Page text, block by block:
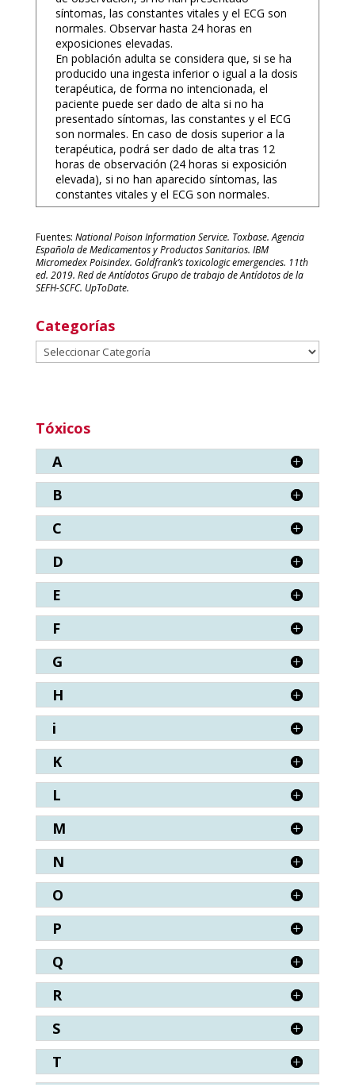
síntomas, las constantes vitales y el ECG son
normales. Observar hasta 24 horas en
exposiciones elevadas.
En población adulta se considera que, si se ha
producido una ingesta inferior o igual a la dosis
terapéutica, de forma no intencionada, el
paciente puede ser dado de alta si no ha
presentado síntomas, las constantes y el ECG
son normales. En caso de dosis superior a la
terapéutica, podrá ser dado de alta tras 12
horas de observación (24 horas si exposición
elevada), si no han aparecido síntomas, las
constantes vitales y el ECG son normales.
Fuentes: National Poison Information Service. Toxbase. Agencia
Española de Medicamentos y Productos Sanitarios. IBM
Micromedex Poisindex. Goldfrank’s toxicologic emergencies. 11th
ed. 2019. Red de Antídotos Grupo de trabajo de Antídotos de la
SEFH-SCFC. UpToDate.
Categorías
Categorías
Tóxicos
A
B
C
D
E
F
G
H
i
K
L
M
N
O
P
Q
R
S
T